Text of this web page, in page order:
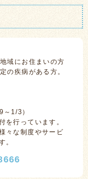
域にお住まいの方
の疾病がある方。
1/3）
を行っています。
々な制度やサービ
。